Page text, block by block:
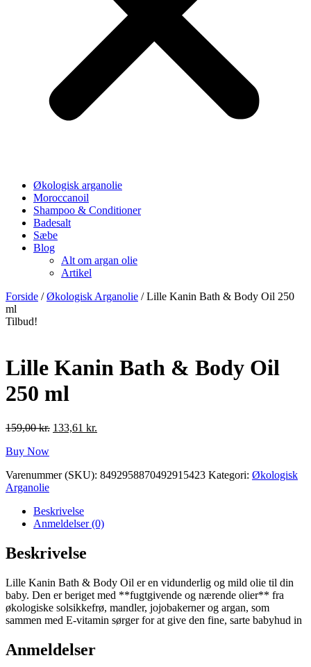
Økologisk arganolie
Moroccanoil
Shampoo & Conditioner
Badesalt
Sæbe
Blog
Alt om argan olie
Artikel
Forside /Økologisk Arganolie / Lille Kanin Bath & Body Oil 250
ml
Tilbud!
Lille Kanin Bath & Body Oil
250 ml
159,00kr. Den
159,00 kr..
133,61 kr.
133,61 kr..
Buy Now
Varenummer (SKU): 8492958870492915423 Kategori: Økologisk
Arganolie
Beskrivelse
Anmeldelser (0)
Beskrivelse
Lille Kanin Bath & Body Oil er en vidunderlig og mild olie til din
baby. Den er beriget med **fugtgivende og nærende olier** fra
økologiske solsikkefrø, mandler, jojobakerner og argan, som
sammen med E-vitamin sørger for at give den fine, sarte babyhud in
Anmeldelser